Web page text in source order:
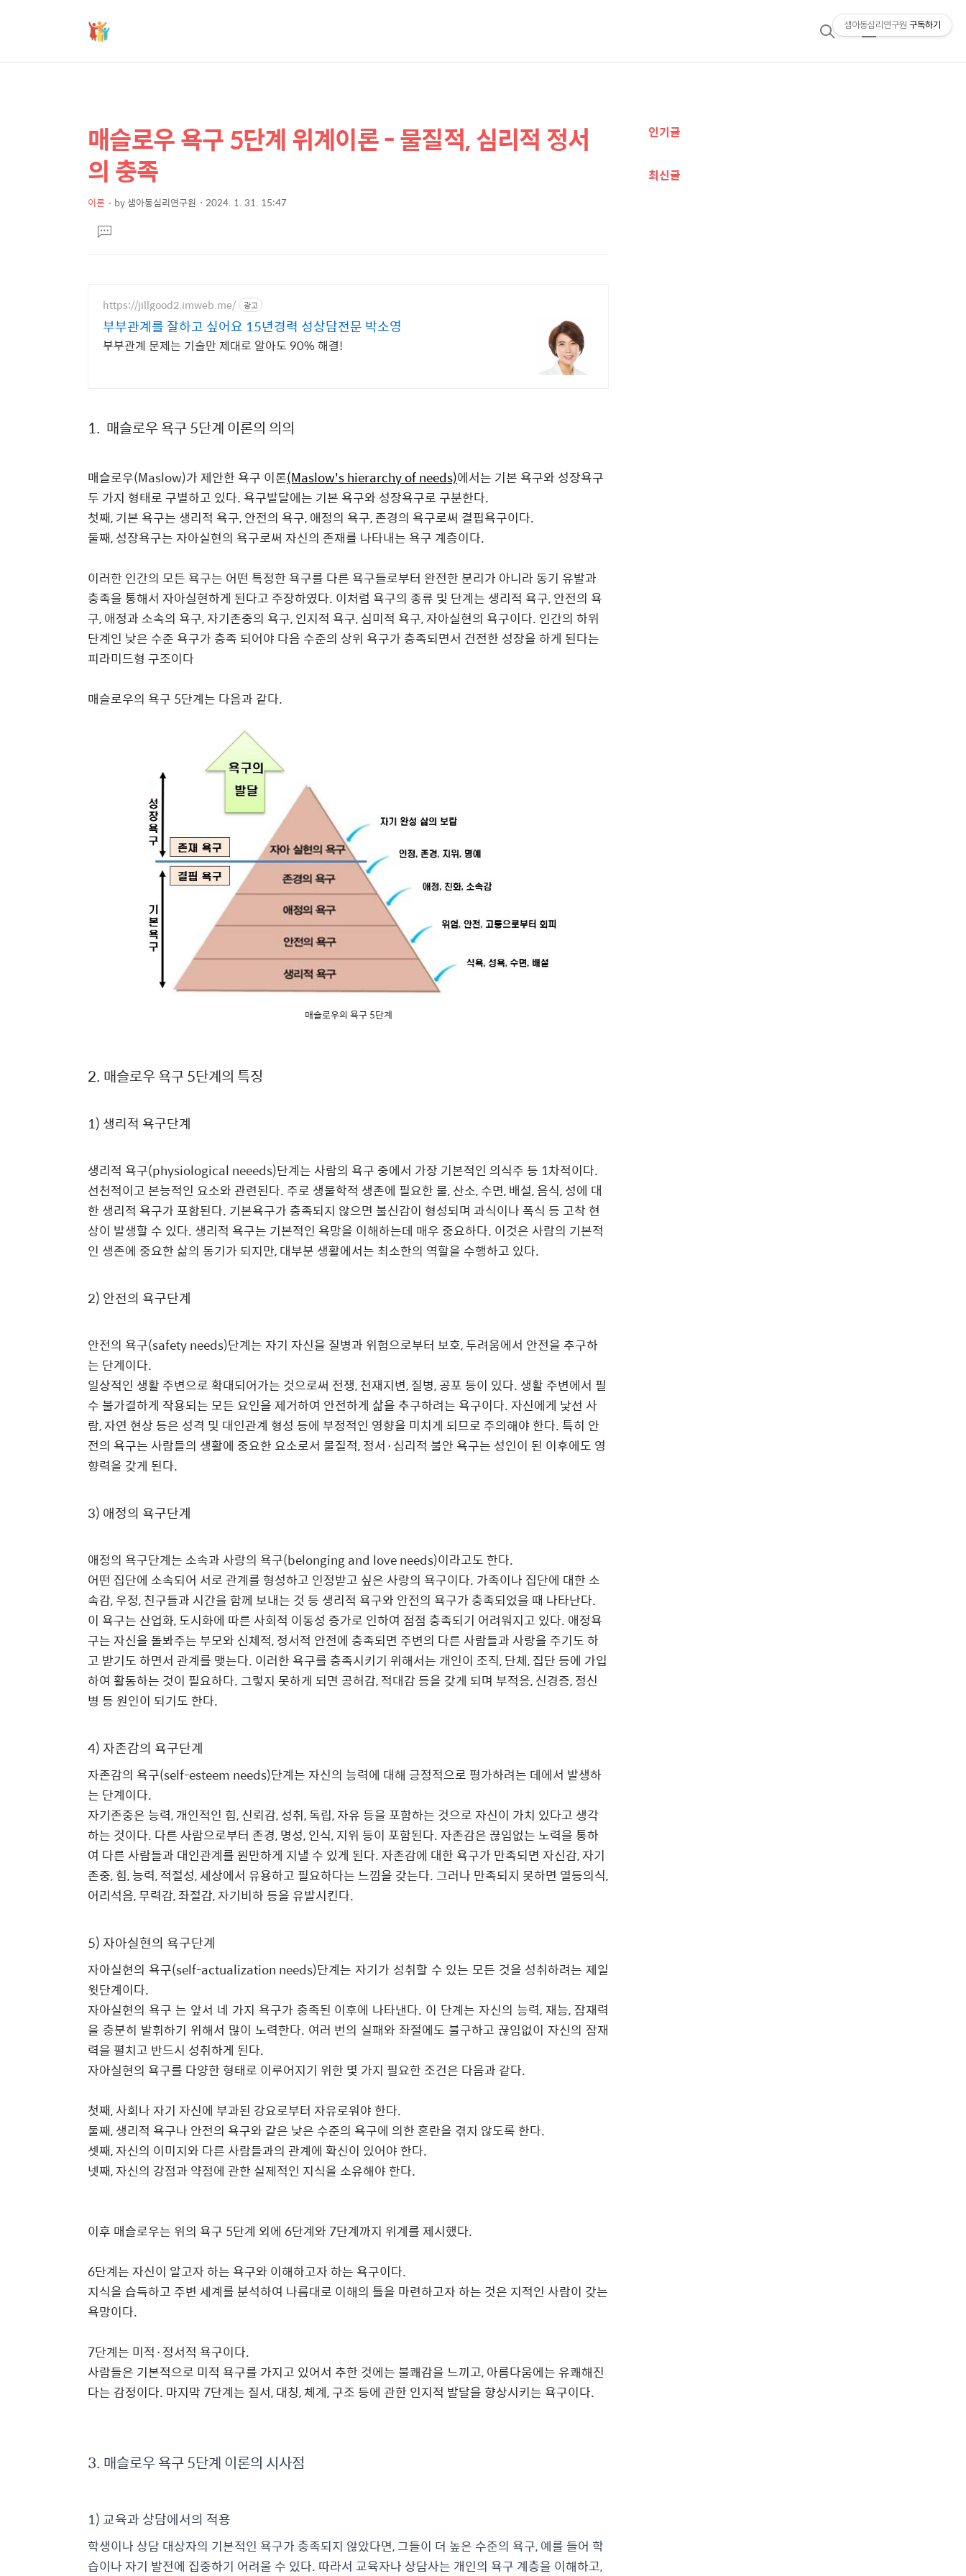
검
메
상
컨
텐
본
문
제
매슬로우 욕구 5단계 위계이론 - 물질적, 심리적 정서
의 충족
이론 by샘아동심리연구원 2024. 1. 31. 15:47
문댓
글
https://jillgood2.imweb.me/ 광고
부부관계를 잘하고 싶어요 15년경력 성상담전문 박소영
부부관계 문제는 기술만 제대로 알아도 90% 해결!
1. 매슬로우욕구 5단계 이론의 의의
매슬로우(Maslow)가 제안한욕구 이론(Maslow's hierarchy of needs)에서는 기본 욕구와 성장욕구
두 가지 형태로 구별하고 있다.욕구발달에는 기본 욕구와 성장욕구로 구분한다.
첫째, 기본 욕구는 생리적 욕구, 안전의 욕구, 애정의 욕구, 존경의 욕구로써 결핍욕구이다.
둘째, 성장욕구는 자아실현의 욕구로써 자신의 존재를 나타내는 욕구 계층이다.
이러한 인간의 모든 욕구는 어떤 특정한 욕구를 다른 욕구들로부터 완전한 분리가 아니라 동기 유발과
충족을 통해서 자아실현하게 된다고 주장하였다. 이처럼 욕구의 종류 및 단계는 생리적 욕구,안전의 욕
구,애정과 소속의 욕구,자기존중의 욕구,인지적 욕구,심미적 욕구,자아실현의 욕구이다. 인간의 하위
단계인 낮은 수준 욕구가 충족 되어야 다음 수준의 상위 욕구가 충족되면서 건전한 성장을 하게 된다는
피라미드형 구조이다
매슬로우의 욕구 5단계는 다음과 같다.
매슬로우의 욕구 5단계
2. 매슬로우욕구 5단계의 특징
1) 생리적 욕구단계
생리적 욕구(physiological neeeds)단계는 사람의 욕구 중에서 가장 기본적인 의식주 등 1차적이다.
선천적이고 본능적인 요소와 관련된다. 주로 생물학적 생존에 필요한 물,산소,수면,배설,음식,성에 대
한 생리적 욕구가 포함된다. 기본욕구가 충족되지 않으면 불신감이 형성되며 과식이나 폭식 등 고착 현
상이 발생할 수 있다. 생리적 욕구는 기본적인 욕망을 이해하는데 매우 중요하다. 이것은 사람의 기본적
인 생존에 중요한 삶의 동기가 되지만,대부분 생활에서는 최소한의 역할을 수행하고 있다.
2) 안전의 욕구단계
안전의 욕구(safety needs)단계는 자기 자신을 질병과 위험으로부터 보호, 두려움에서 안전을 추구하
는 단계이다.
일상적인 생활 주변으로 확대되어가는 것으로써 전쟁,천재지변,질병,공포 등이 있다. 생활 주변에서 필
수 불가결하게 작용되는 모든 요인을 제거하여 안전하게 삶을 추구하려는 욕구이다. 자신에게 낯선 사
람,자연 현상 등은 성격 및 대인관계 형성 등에 부정적인 영향을 미치게 되므로 주의해야 한다.특히 안
전의 욕구는 사람들의 생활에 중요한 요소로서 물질적,정서·심리적 불안 욕구는 성인이 된 이후에도 영
향력을 갖게 된다.
3) 애정의 욕구단계
애정의 욕구단계는 소속과 사랑의 욕구(belonging and love needs)이라고도 한다.
어떤 집단에 소속되어 서로 관계를 형성하고 인정받고 싶은 사랑의 욕구이다. 가족이나 집단에 대한 소
속감,우정,친구들과 시간을 함께 보내는 것 등 생리적 욕구와 안전의 욕구가 충족되었을 때 나타난다.
이 욕구는 산업화,도시화에 따른 사회적 이동성 증가로 인하여 점점 충족되기 어려워지고 있다. 애정욕
구는 자신을 돌봐주는 부모와 신체적,정서적 안전에 충족되면 주변의 다른 사람들과 사랑을 주기도 하
고 받기도 하면서 관계를 맺는다. 이러한 욕구를 충족시키기 위해서는 개인이 조직,단체,집단 등에 가입
하여 활동하는 것이 필요하다. 그렇지 못하게 되면 공허감,적대감 등을 갖게 되며 부적응,신경증,정신
병 등 원인이 되기도 한다.
4) 자존감의 욕구단계
자존감의 욕구(self-esteem needs)단계는 자신의 능력에 대해 긍정적으로 평가하려는 데에서 발생하
는 단계이다.
자기존중은 능력,개인적인 힘,신뢰감,성취,독립,자유 등을 포함하는 것으로 자신이 가치 있다고 생각
하는 것이다. 다른 사람으로부터 존경,명성,인식,지위 등이 포함된다. 자존감은 끊임없는 노력을 통하
여 다른 사람들과 대인관계를 원만하게 지낼 수 있게 된다. 자존감에 대한 욕구가 만족되면 자신감,자기
존중,힘,능력,적절성,세상에서 유용하고 필요하다는 느낌을 갖는다. 그러나 만족되지 못하면 열등의식,
어리석음,무력감,좌절감,자기비하 등을 유발시킨다.
5) 자아실현의 욕구단계
자아실현의 욕구(self-actualization needs)단계는 자기가 성취할 수 있는 모든 것을 성취하려는 제일
윗단계이다.
자아실현의 욕구 는 앞서 네 가지 욕구가 충족된 이후에 나타낸다. 이 단계는 자신의 능력, 재능, 잠재력
을 충분히 발휘하기 위해서 많이 노력한다. 여러 번의 실패와 좌절에도 불구하고 끊임없이 자신의 잠재
력을 펼치고 반드시 성취하게 된다.
자아실현의 욕구를 다양한 형태로 이루어지기 위한 몇 가지 필요한 조건은 다음과 같다.
첫째,사회나 자기 자신에 부과된 강요로부터 자유로워야 한다.
둘째,생리적 욕구나 안전의 욕구와 같은 낮은 수준의 욕구에 의한 혼란을 겪지 않도록 한다.
셋째,자신의 이미지와 다른 사람들과의 관계에 확신이 있어야 한다.
넷째,자신의 강점과 약점에 관한 실제적인 지식을 소유해야 한다.
이후 매슬로우는 위의 욕구 5단계 외에 6단계와 7단계까지 위계를 제시했다.
6단계는 자신이 알고자 하는 욕구와 이해하고자 하는 욕구이다.
지식을 습득하고 주변 세계를 분석하여 나름대로 이해의 틀을 마련하고자 하는 것은 지적인 사람이 갖는
욕망이다.
7단계는 미적·정서적 욕구이다.
사람들은 기본적으로 미적 욕구를 가지고 있어서 추한 것에는 불쾌감을 느끼고,아름다움에는 유쾌해진
다는 감정이다. 마지막 7단계는 질서,대칭,체계,구조 등에 관한 인지적 발달을 향상시키는 욕구이다.
3. 매슬로우 욕구 5단계 이론의 시사점
1) 교육과 상담에서의 적용
학생이나 상담 대상자의 기본적인 욕구가 충족되지 않았다면, 그들이 더 높은 수준의 욕구, 예를 들어 학
습이나 자기 발전에 집중하기 어려울 수 있다. 따라서 교육자나 상담사는 개인의 욕구 계층을 이해하고,
추
정
인기글
최신글
샘아동심리연구원 구독하기